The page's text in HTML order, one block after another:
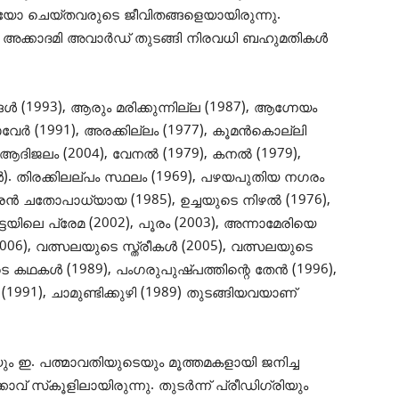
ചെയ്തവരുടെ ജീവിതങ്ങളെയായിരുന്നു.
അവാര്‍ഡ് തുടങ്ങി നിരവധി ബഹുമതികള്‍
ആരും മരിക്കുന്നില്ല (1987), ആഗ്നേയം
(1991), അരക്കില്ലം (1977), കൂമന്‍കൊല്ലി
(2004), വേനല്‍ (1979), കനല്‍ (1979),
സ്ഥലം (1969), പഴയപുതിയ നഗരം
ചതോപാധ്യായ (1985), ഉച്ചയുടെ നിഴല്‍ (1976),
പ്രേമ (2002), പൂരം (2003), അന്നാമേരിയെ
വത്സലയുടെ സ്ത്രീകള്‍ (2005), വത്സലയുടെ
(1989), പംഗരുപുഷ്പത്തിന്റെ തേന്‍ (1996),
ചാമുണ്ടിക്കുഴി (1989) തുടങ്ങിയവയാണ്
ഇ. പത്മാവതിയുടെയും മൂത്തമകളായി ജനിച്ച
സ്‌കൂളിലായിരുന്നു. തുടര്‍ന്ന് പ്രീഡിഗ്രിയും